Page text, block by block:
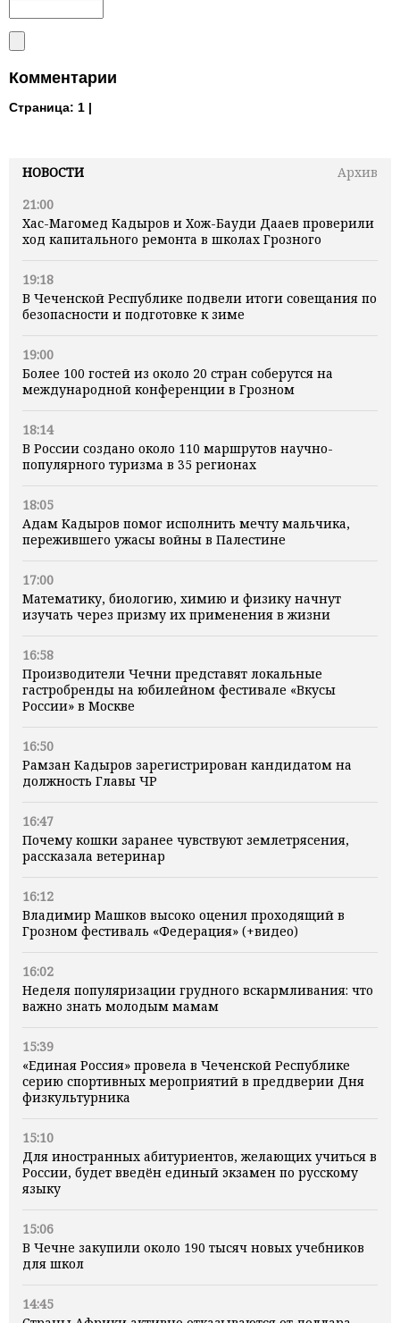
НОВОСТИ
Архив
21:00
Хас-Магомед Кадыров и Хож-Бауди Дааев проверили
ход капитального ремонта в школах Грозного
19:18
В Чеченской Республике подвели итоги совещания по
безопасности и подготовке к зиме
19:00
Более 100 гостей из около 20 стран соберутся на
международной конференции в Грозном
18:14
В России создано около 110 маршрутов научно-
популярного туризма в 35 регионах
18:05
Адам Кадыров помог исполнить мечту мальчика,
пережившего ужасы войны в Палестине
17:00
Математику, биологию, химию и физику начнут
изучать через призму их применения в жизни
16:58
Производители Чечни представят локальные
гастробренды на юбилейном фестивале «Вкусы
России» в Москве
16:50
Рамзан Кадыров зарегистрирован кандидатом на
должность Главы ЧР
16:47
Почему кошки заранее чувствуют землетрясения,
рассказала ветеринар
16:12
Владимир Машков высоко оценил проходящий в
Грозном фестиваль «Федерация» (+видео)
16:02
Неделя популяризации грудного вскармливания: что
важно знать молодым мамам
15:39
«Единая Россия» провела в Чеченской Республике
серию спортивных мероприятий в преддверии Дня
физкультурника
15:10
Для иностранных абитуриентов, желающих учиться в
России, будет введён единый экзамен по русскому
языку
15:06
В Чечне закупили около 190 тысяч новых учебников
для школ
14:45
Комментарии
Страница: 1 |